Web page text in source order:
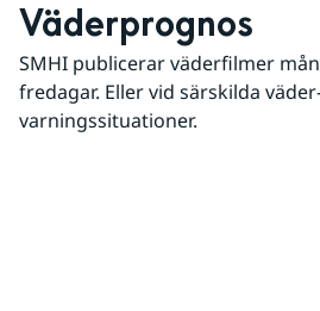
Väderprognos
SMHI publicerar väderfilmer
fredagar. Eller vid särskilda
varningssituationer.